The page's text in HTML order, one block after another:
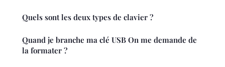
Quels sont les deux types de clavier ?
Quand je branche ma clé USB On me demande de
la formater ?